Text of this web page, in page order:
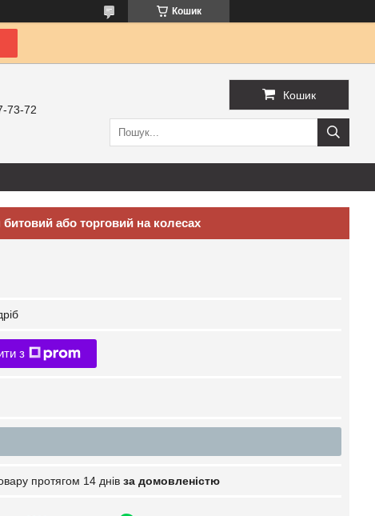
Кошик
73-72
Кошик
або торговий на колесах
з
протягом 14 днів за домовленістю